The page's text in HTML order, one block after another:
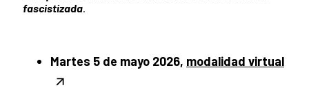
fascistizada.
Martes 5 de mayo 2026, modalidad virtual